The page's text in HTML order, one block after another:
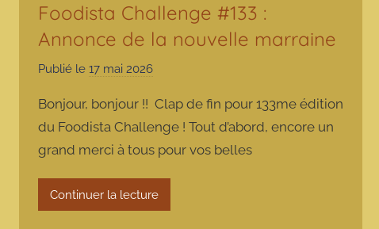
Foodista Challenge #133 :
Annonce de la nouvelle marraine
Publié le 17 mai 2026
r
m
a
m
o
Bonjour, bonjour !! Clap de fin pour 133me édition
du Foodista Challenge ! Tout d’abord, encore un
grand merci à tous pour vos belles
Continuer la lecture